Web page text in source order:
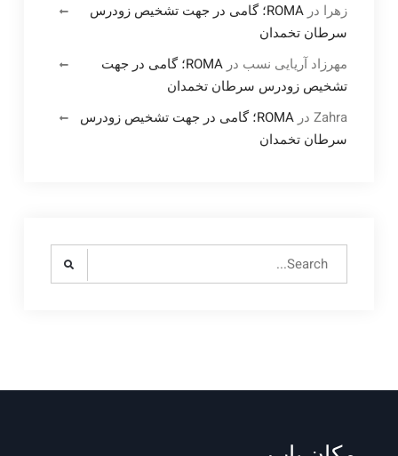
زهرا در
ROMA؛ گامی در جهت تشخیص زودرس
سرطان تخمدان
مهرزاد آریایی نسب در
ROMA؛ گامی در جهت
تشخیص زودرس سرطان تخمدان
Zahraدر
ROMA؛ گامی در جهت تشخیص زودرس
سرطان تخمدان
Search